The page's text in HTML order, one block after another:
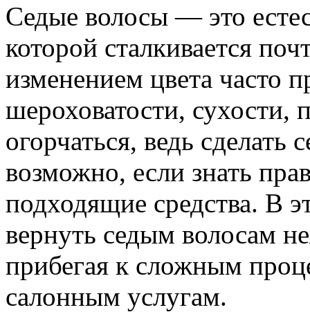
Седые волосы — это
которой сталкивается
изменением цвета часто
шероховатости, сухости,
огорчаться, ведь
возможно, если знать
подходящие средства. В
вернуть седым волосам
прибегая к сложным
салонным услугам.